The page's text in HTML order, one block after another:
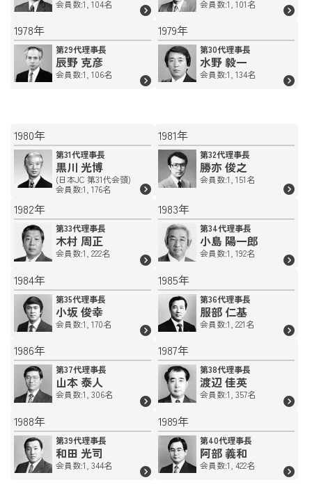
会員数:1, 104名 会員数:1, 101名
1978年
第29代理事長
辰野 克彦
会員数:1, 106名
1979年
第30代理事長
水野 毅一
会員数:1, 134名
1980年
第31代理事長
黒川 光博
(日本JC 第31代会頭)
会員数:1, 176名
1981年
第32代理事長
勝亦 俊之
会員数:1, 151名
1982年
第33代理事長
木村 周正
会員数:1, 222名
1983年
第34代理事長
小島 陽一郎
会員数:1, 192名
1984年
第35代理事長
小坂 俊幸
会員数:1, 170名
1985年
第36代理事長
服部 仁基
会員数:1, 221名
1986年
第37代理事長
山本 泰人
会員数:1, 306名
1987年
第38代理事長
渡辺 佳英
会員数:1, 357名
1988年
第39代理事長
和田 光司
会員数:1, 344名
1989年
第40代理事長
阿部 義和
会員数:1, 422名